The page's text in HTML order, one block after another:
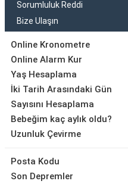
Sorumluluk Reddi
Bize Ulaşın
Online Kronometre
Online Alarm Kur
Yaş Hesaplama
İki Tarih Arasındaki Gün
Sayısını Hesaplama
Bebeğim kaç aylık oldu?
Uzunluk Çevirme
Posta Kodu
Son Depremler